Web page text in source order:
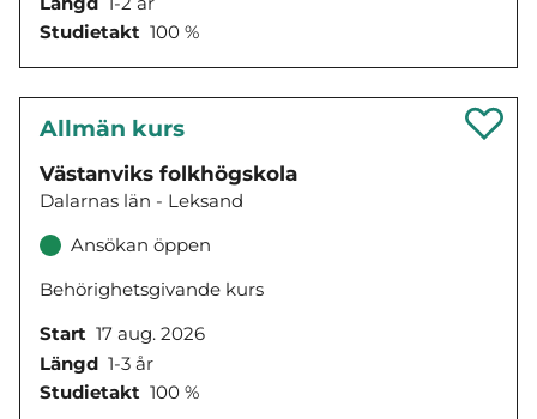
Studietakt 100 %
Allmän kurs
Västanviks folkhögskola
Dalarnas län - Leksand
Ansökan öppen
Behörighetsgivande kurs
Start 17 aug. 2026
Längd 1-3 år
Studietakt 100 %